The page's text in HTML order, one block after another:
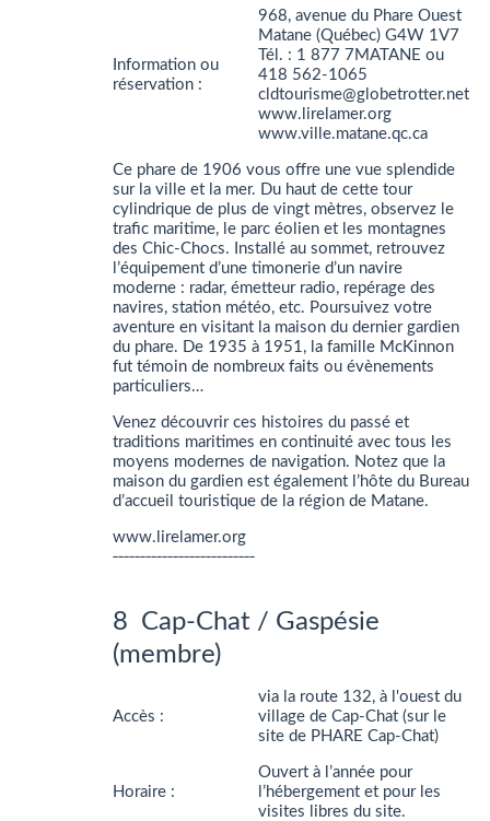
Information ou
réservation :
968, avenue du Phare Ouest
Matane (Québec) G4W 1V7
Tél. : 1 877 7MATANE ou
418 562-1065
cldtourisme@globetrotter.net
www.lirelamer.org
www.ville.matane.qc.ca
Ce phare de 1906 vous offre une vue splendide
sur la ville et la mer. Du haut de cette tour
cylindrique de plus de vingt mètres, observez le
trafic maritime, le parc éolien et les montagnes
des Chic-Chocs. Installé au sommet, retrouvez
l’équipement d’une timonerie d’un navire
moderne : radar, émetteur radio, repérage des
navires, station météo, etc. Poursuivez votre
aventure en visitant la maison du dernier gardien
du phare. De 1935 à 1951, la famille McKinnon
fut témoin de nombreux faits ou évènements
particuliers…
Venez découvrir ces histoires du passé et
traditions maritimes en continuité avec tous les
moyens modernes de navigation. Notez que la
maison du gardien est également l’hôte du Bureau
d’accueil touristique de la région de Matane.
www.lirelamer.org
8 Cap-Chat / Gaspésie
(membre)
Accès :
via la route 132, à l'ouest du
village de Cap-Chat (sur le
site de PHARE Cap-Chat)
Horaire :
Ouvert à l’année pour
l’hébergement et pour les
visites libres du site.